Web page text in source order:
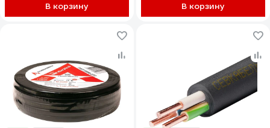
В корзину В корзину